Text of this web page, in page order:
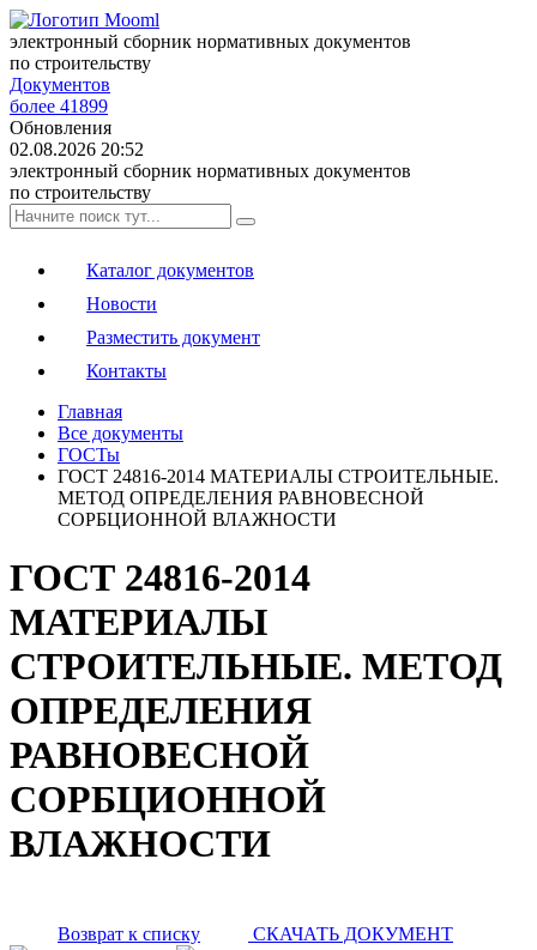
электронный сборник нормативных документов
по строительству
Документов
более 41899
Обновления
02.08.2026 20:52
электронный сборник нормативных документов
по строительству
Каталог документов
Новости
Разместить документ
Контакты
Главная
Все документы
ГОСТы
ГОСТ 24816-2014 МАТЕРИАЛЫ СТРОИТЕЛЬНЫЕ.
МЕТОД ОПРЕДЕЛЕНИЯ РАВНОВЕСНОЙ
СОРБЦИОННОЙ ВЛАЖНОСТИ
ГОСТ 24816-2014
МАТЕРИАЛЫ
СТРОИТЕЛЬНЫЕ. МЕТОД
ОПРЕДЕЛЕНИЯ
РАВНОВЕСНОЙ
СОРБЦИОННОЙ
ВЛАЖНОСТИ
Возврат к списку
СКАЧАТЬ ДОКУМЕНТ